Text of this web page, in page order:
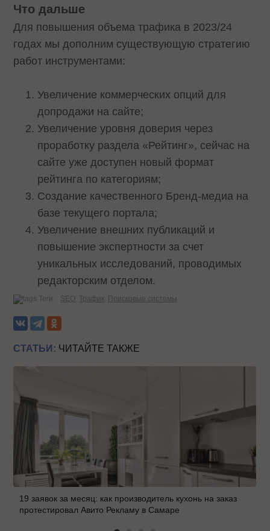
Что дальше
Для повышения объема трафика в 2023/24
годах мы дополним существующую стратегию
работ инструментами:
Увеличение коммерческих опций для
допродажи на сайте;
Увеличение уровня доверия через
проработку раздела «Рейтинг», сейчас на
сайте уже доступен новый формат
рейтинга по категориям;
Создание качественного Бренд-медиа на
базе текущего портала;
Увеличение внешних публикаций и
повышение экспертности за счет
уникальных исследований, проводимых
редакторским отделом.
Теги: SEO Трафик Поисковые системы
СТАТЬИ: ЧИТАЙТЕ ТАКЖЕ
19 заявок за месяц: как производитель кухонь на заказ
протестировал Авито Рекламу в Самаре